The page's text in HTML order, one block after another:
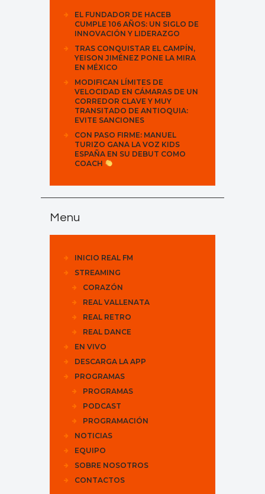
EL FUNDADOR DE HACEB
CUMPLE 106 AÑOS: UN SIGLO DE
INNOVACIÓN Y LIDERAZGO
TRAS CONQUISTAR EL CAMPÍN,
YEISON JIMÉNEZ PONE LA MIRA
EN MÉXICO
MODIFICAN LÍMITES DE
VELOCIDAD EN CÁMARAS DE UN
CORREDOR CLAVE Y MUY
TRANSITADO DE ANTIOQUIA:
EVITE SANCIONES
CON PASO FIRME: MANUEL
TURIZO GANA LA VOZ KIDS
ESPAÑA EN SU DEBUT COMO
COACH
Menu
INICIO REAL FM
STREAMING
CORAZÓN
REAL VALLENATA
REAL RETRO
REAL DANCE
EN VIVO
DESCARGA LA APP
PROGRAMAS
PROGRAMAS
PODCAST
PROGRAMACIÓN
NOTICIAS
EQUIPO
SOBRE NOSOTROS
CONTACTOS